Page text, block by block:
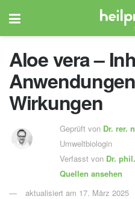
Aloe vera –
Wirkungen
Geprüft von Dr. rer.
Umweltbiologin
Verfasst von Dr. phil.
Quellen ansehen
aktualisiert am 17. März 2025